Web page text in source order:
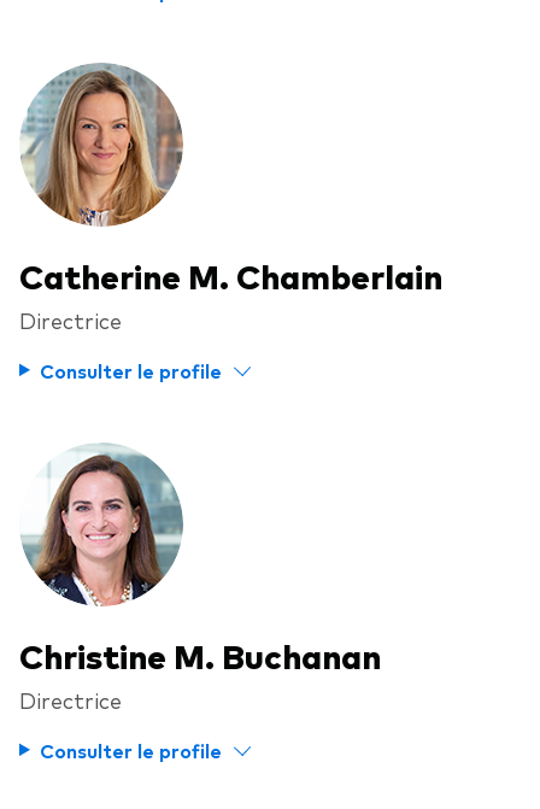
Catherine M. Chamberlain
Directrice
Consulter le profile
Christine M. Buchanan
Directrice
Consulter le profile